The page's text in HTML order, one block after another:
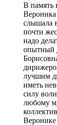
В память
Вероника
слышала
почти
надо
опытный
лучшим
иметь
силу
любому